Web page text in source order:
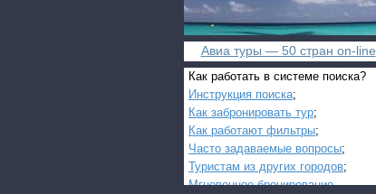
Авиа туры — 50 стран on-line
Как работать в системе поиска?
Инструкция поиска;
Как забронировать тур;
Как работают фильтры;
Часто задаваемые вопросы;
Туристам из других городов;
Мгновенное бронирование.